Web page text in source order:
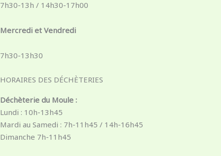
7h30-13h / 14h30-17h00
Mercredi et Vendredi
7h30-13h30
HORAIRES DES DÉCHÈTERIES
Déchèterie du Moule :
Lundi : 10h-13h45
Mardi au Samedi : 7h-11h45 / 14h-16h45
Dimanche 7h-11h45